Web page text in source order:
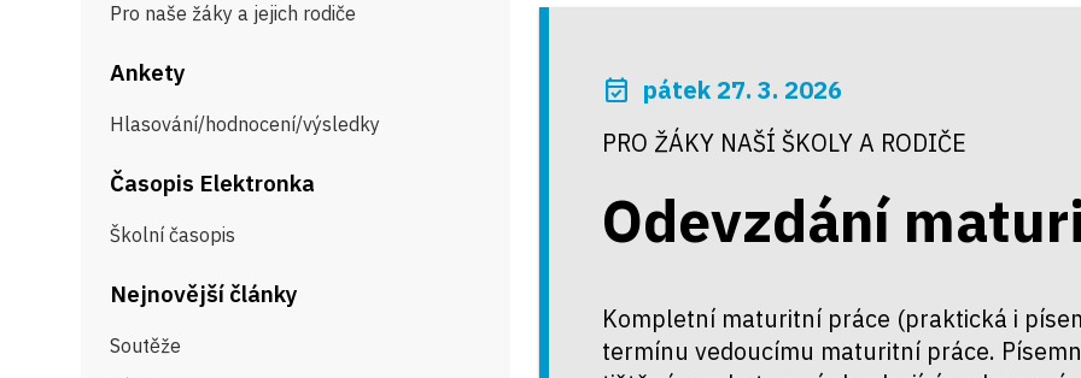
event_available pátek 27. 3. 2026
PRO ŽÁKY NAŠÍ ŠKOLY A RODIČE
Odevzdání
Kompletní maturitní práce (praktická i
termínu vedoucímu maturitní práce.
Pro naše žáky a jejich rodiče
Ankety
Hlasování/hodnocení/výsledky
Časopis Elektronka
Školní časopis
Nejnovější články
Soutěže